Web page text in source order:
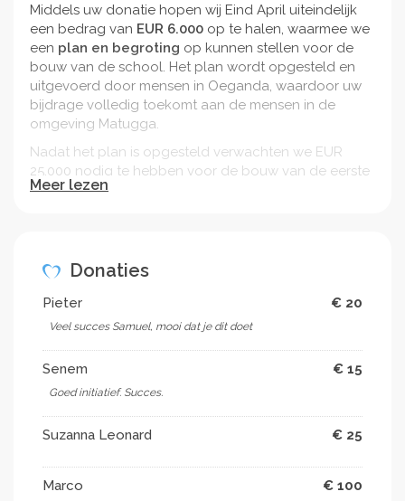
Middels uw donatie hopen wij Eind April uiteindelijk
een bedrag van EUR 6.000 op te halen, waarmee we
een plan en begroting op kunnen stellen voor de
bouw van de school. Het plan wordt opgesteld en
uitgevoerd door mensen in Oeganda, waardoor uw
bijdrage volledig toekomt aan de mensen in de
omgeving Matugga.
Nadat het plan is opgesteld verwachten we EUR
25.000 nodig te hebben voor de bouw van de eerste
vier klassen, en EUR 25.000 voor de andere drie
oprichters van de stichting, ben jullie erg dankbaar
dat we met jullie hulp kinderen in Matugga kan
helpen naar een mooie toekomst.
stichtingunclesamsfoundation.com
Meer lezen
Donaties
Pieter € 20
Veel succes Samuel, mooi dat je dit doet
Senem € 15
Goed initiatief. Succes.
Suzanna Leonard € 25
Marco € 100